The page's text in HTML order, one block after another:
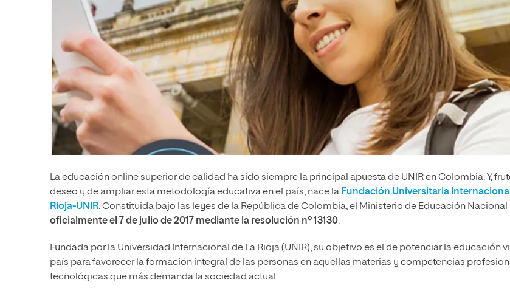
La educación online superior de calidad ha sido siempre la principal apuesta de UNIR en Colombia. Y,
deseo y de ampliar esta metodología educativa en el país, nace la Fundación Universitaria
Rioja-UNIR. Constituida bajo las leyes de la República de Colombia, el Ministerio de Educación Nacional
oficialmente el 7 de julio de 2017 mediante la resolución nº 13130.
Fundada por la Universidad Internacional de La Rioja (UNIR), su objetivo es el de potenciar la educación
país para favorecer la formación integral de las personas en aquellas materias y competencias
tecnológicas que más demanda la sociedad actual.